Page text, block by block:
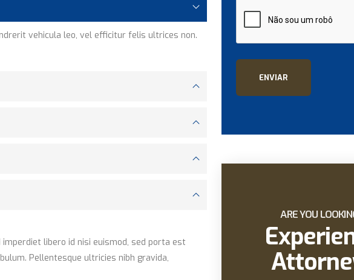
vehicula leo, vel efficitur felis ultrices non.
libero id nisi euismod, sed porta est
Pellentesque ultricies nibh gravida,
ENVIAR
ARE YOU